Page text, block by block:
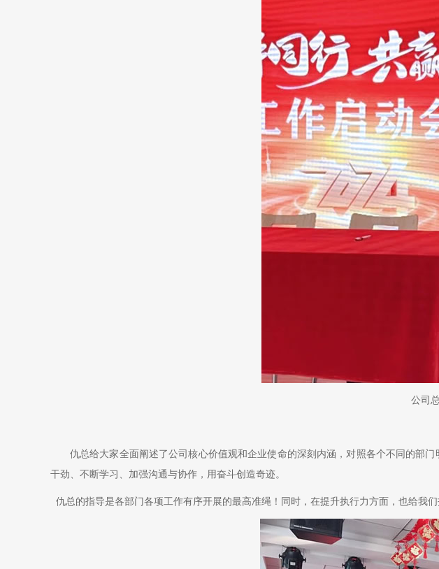
公司
仇总给大家全面阐述了公司核心价值观和企业使命的深刻内涵，对照各个不同的部
干劲、不断学习、加强沟通与协作，用奋斗创造奇迹。
仇总的指导是各部门各项工作有序开展的最高准绳！同时，在提升执行力方面，也给我们